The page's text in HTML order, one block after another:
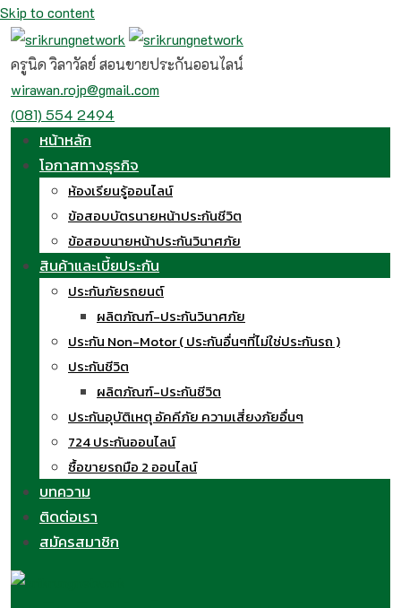
Skip to content
ครูนิด วิลาวัลย์ สอนขายประกันออนไลน์
wirawan.rojp@gmail.com
(081) 554 2494
หน้าหลัก
โอกาสทางธุรกิจ
ห้องเรียนรู้ออนไลน์
ข้อสอบบัตรนายหน้าประกันชีวิต
ข้อสอบนายหน้าประกันวินาศภัย
สินค้าและเบี้ยประกัน
ประกันภัยรถยนต์
ผลิตภัณฑ์-ประกันวินาศภัย
ประกัน Non-Motor ( ประกันอื่นๆที่ไม่ใช่ประกันรถ )
ประกันชีวิต
ผลิตภัณฑ์-ประกันชีวิต
ประกันอุบัติเหตุ อัคคีภัย ความเสี่ยงภัยอื่นๆ
724 ประกันออนไลน์
ซื้อขายรถมือ 2 ออนไลน์
บทความ
ติดต่อเรา
สมัครสมาชิก